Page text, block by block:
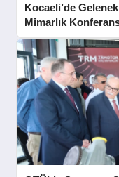
Kocaeli’de
Mimarlık